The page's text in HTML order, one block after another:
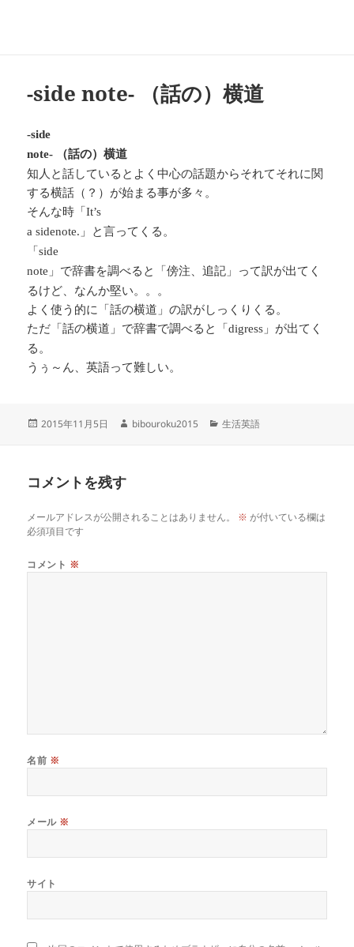
-side note- （話の）横道
-side
note-
（話の）横道
知人と話しているとよく中心の話題からそれてそれに関
する横話（？）が始まる事が多々。
そんな時「It’s
a sidenote. 」と言ってくる。
「side
note 」で辞書を調べると「傍注、追記」って訳が出てく
るけど、なんか堅い。。。
よく使う的に「話の横道」の訳がしっくりくる。
ただ「話の横道」で辞書で調べると「digress 」が出てく
る。
うぅ～ん、英語って難しい。
投
2015年11月5日
作
bibouroku2015
カ
生活英語
コメントを残す
メールアドレスが公開されることはありません。 ※ が付いている欄は
必須項目です
コメント ※
名前 ※
メール ※
サイト